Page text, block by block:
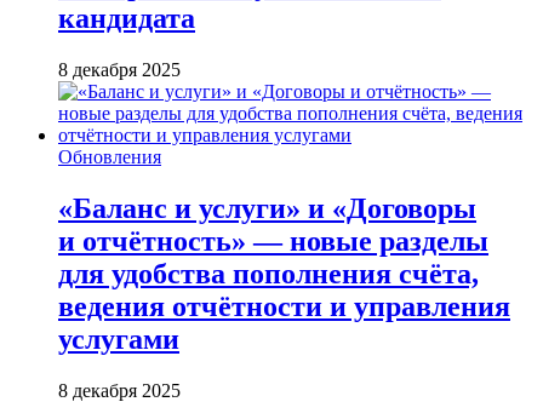
кандидата
8 декабря 2025
Обновления
«Баланс и услуги» и «Договоры
и отчётность» — новые разделы
для удобства пополнения счёта,
ведения отчётности и управления
услугами
8 декабря 2025